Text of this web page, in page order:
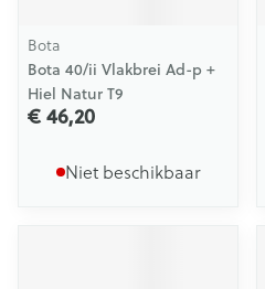
Bota
Bota 40/ii Vlakbrei Ad-p +
Hiel Natur T9
€ 46,20
Niet beschikbaar